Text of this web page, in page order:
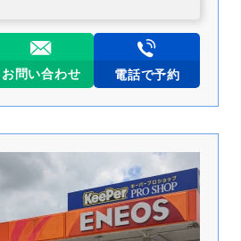
お問い合わせ 電話で予約